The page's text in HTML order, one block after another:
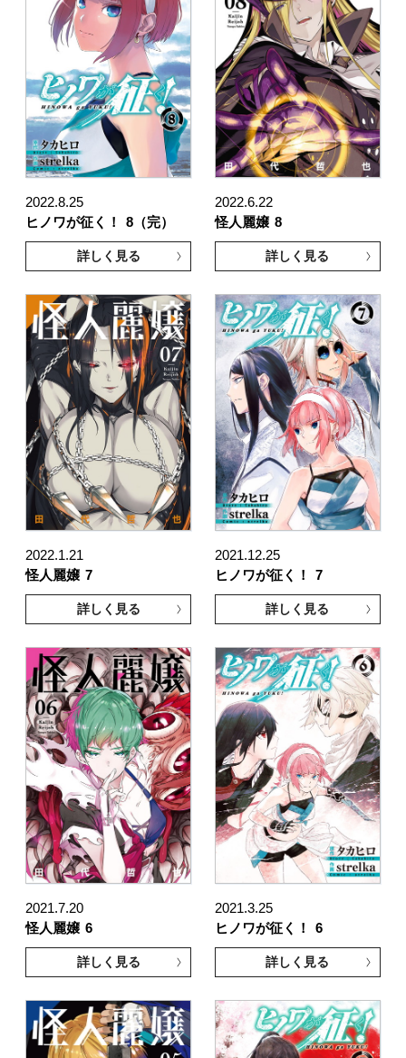
2022.8.25
ヒノワが征く！
8（完）
詳しく見る
2022.6.22
怪人麗嬢 8
詳しく見る
2022.1.21
怪人麗嬢 7
詳しく見る
2021.12.25
ヒノワが征く！
7
詳しく見る
2021.7.20
怪人麗嬢 6
詳しく見る
2021.3.25
ヒノワが征く！
6
詳しく見る